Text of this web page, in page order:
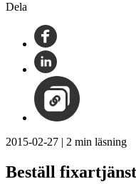
Dela
2015-02-27 | 2 min läsning
Beställ